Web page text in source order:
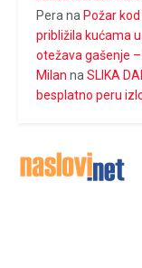
Pera na Požar
približila kućama
otežava gašenje –
Milan na SLIKA
besplatno peru